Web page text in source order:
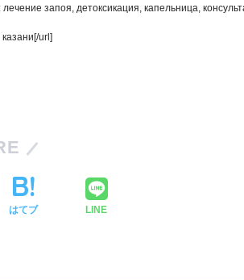
запоя, детоксикация, капельница,
url]
はてブ LINE